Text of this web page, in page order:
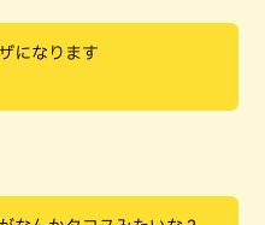
になります